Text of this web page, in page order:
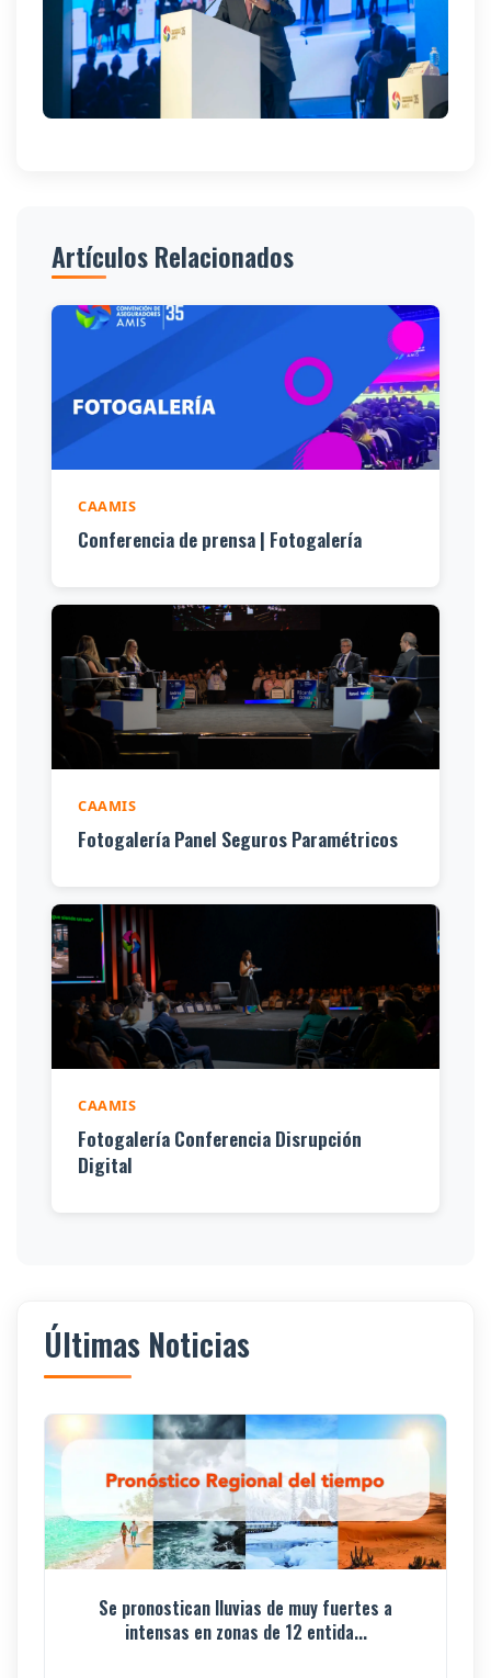
Artículos Relacionados
CAAMIS
Conferencia de prensa | Fotogalería
CAAMIS
Fotogalería Panel Seguros Paramétricos
CAAMIS
Fotogalería Conferencia Disrupción
Digital
Últimas Noticias
Se pronostican lluvias de muy fuertes a
intensas en zonas de 12 entida...